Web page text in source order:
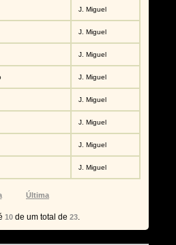
J. Miguel
J. Miguel
J. Miguel
J. Miguel
J. Miguel
J. Miguel
J. Miguel
J. Miguel
Última
10de um total de 23.